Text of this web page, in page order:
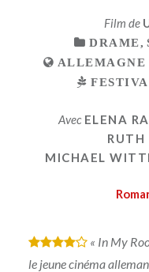
Film de
DRAME,
ALLEMAGNE
Avec ELENA
RUTH
MICHAEL
* * * *
« In My
le jeune cinéma